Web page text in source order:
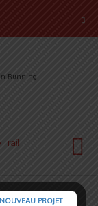
Running
PROJET